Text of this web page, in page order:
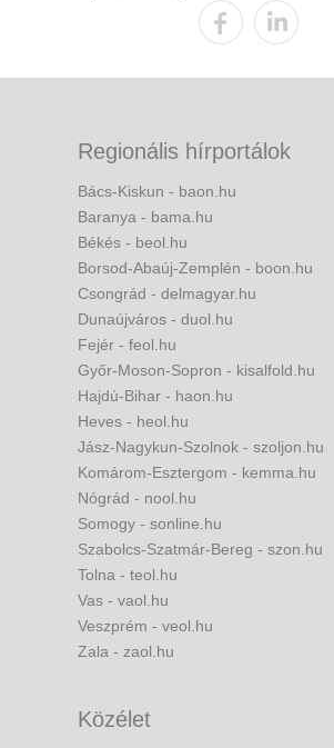
Regionális hírportálok
Bács-Kiskun - baon.hu
Baranya - bama.hu
Békés - beol.hu
Borsod-Abaúj-Zemplén - boon.hu
Csongrád - delmagyar.hu
Dunaújváros - duol.hu
Fejér - feol.hu
Győr-Moson-Sopron - kisalfold.hu
Hajdú-Bihar - haon.hu
Heves - heol.hu
Jász-Nagykun-Szolnok - szoljon.hu
Komárom-Esztergom - kemma.hu
Nógrád - nool.hu
Somogy - sonline.hu
Szabolcs-Szatmár-Bereg - szon.hu
Tolna - teol.hu
Vas - vaol.hu
Veszprém - veol.hu
Zala - zaol.hu
Közélet